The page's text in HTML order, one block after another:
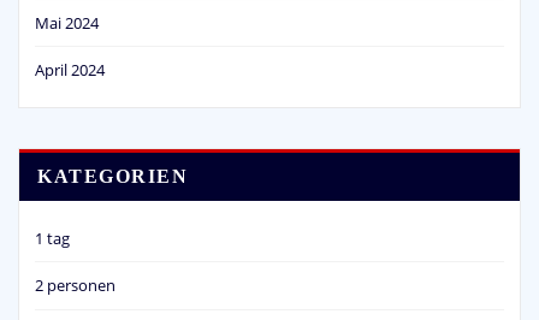
Mai 2024
April 2024
KATEGORIEN
1 tag
2 personen